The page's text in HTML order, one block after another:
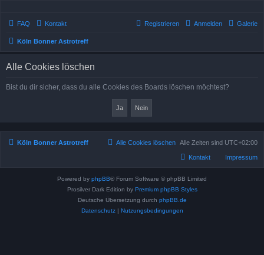
Galerie
FAQ Kontakt Anmelden
Registrieren
Köln Bonner Astrotreff
Alle Cookies löschen
Bist du dir sicher, dass du alle Cookies des Boards löschen möchtest?
Köln Bonner Astrotreff Alle Zeiten sind UTC+02:00
Alle Cookies löschen
Impressum
Kontakt
Powered by phpBB® Forum Software © phpBB Limited
Prosilver Dark Edition by Premium phpBB Styles
Deutsche Übersetzung durch phpBB.de
Datenschutz| Nutzungsbedingungen